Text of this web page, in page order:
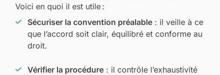
Voici en quoi il est utile :
Sécuriser la convention préalable : il veille à ce
que l’accord soit clair, équilibré et conforme au
droit.
Vérifier la procédure : il contrôle l’exhaustivité